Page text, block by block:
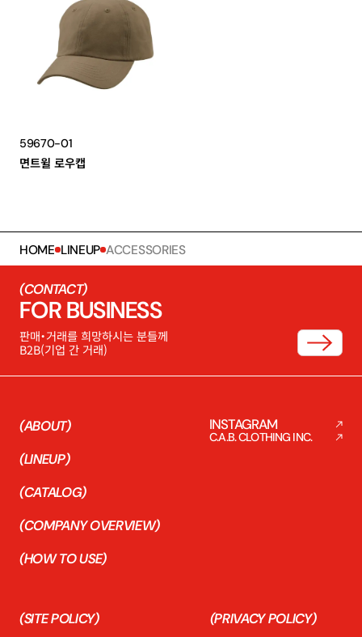
59670-01
면트윌 로우캡
HOME LINEUP ACCESSORIES
(CONTACT)
FOR BUSINESS
판매・거래를 희망하시는 분들께
B2B(기업 간 거래)
(ABOUT)
(LINEUP)
(CATALOG)
(COMPANY OVERVIEW)
(HOW TO USE)
INSTAGRAM
C.A.B. CLOTHING INC.
(SITE POLICY) (PRIVACY POLICY)